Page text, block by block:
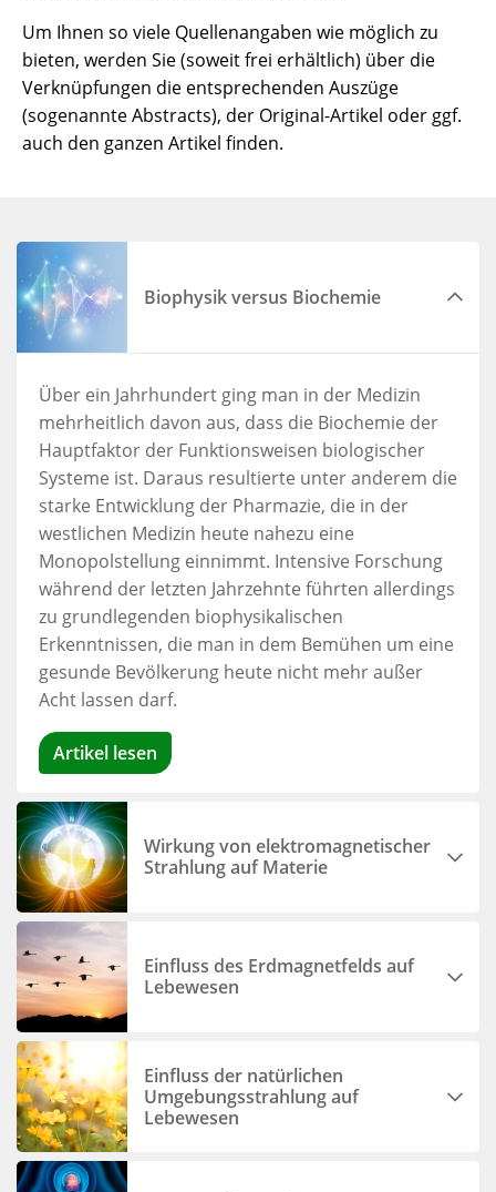
Um Ihnen so viele Quellenangaben wie möglich zu
bieten, werden Sie (soweit frei erhältlich) über die
Verknüpfungen die entsprechenden Auszüge
(sogenannte Abstracts), der Original-Artikel oder ggf.
auch den ganzen Artikel finden.
Biophysik versus Biochemie
Über ein Jahrhundert ging man in der Medizin
mehrheitlich davon aus, dass die Biochemie der
Hauptfaktor der Funktionsweisen biologischer
Systeme ist. Daraus resultierte unter anderem die
starke Entwicklung der Pharmazie, die in der
westlichen Medizin heute nahezu eine
Monopolstellung einnimmt. Intensive Forschung
während der letzten Jahrzehnte führten allerdings
zu grundlegenden biophysikalischen
Erkenntnissen, die man in dem Bemühen um eine
gesunde Bevölkerung heute nicht mehr außer
Acht lassen darf.
Artikel lesen
Wirkung von elektromagnetischer
Strahlung auf Materie
Einfluss des Erdmagnetfelds auf
Lebewesen
Einfluss der natürlichen
Umgebungsstrahlung auf
Lebewesen